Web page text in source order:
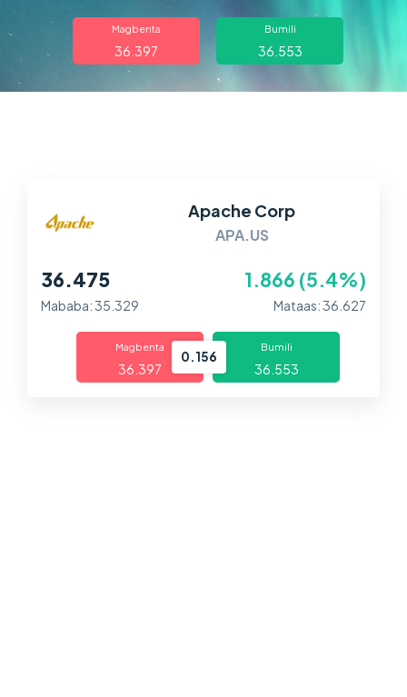
Tungkol sa amin
Trading
Tulong
Magbenta
36.397
Bumili
36.553
Apache Corp
APA.US
36.475 1.866 (5.4%)
Mababa: 35.329 Mataas: 36.627
Magbenta
36.397
0.156
Bumili
36.553